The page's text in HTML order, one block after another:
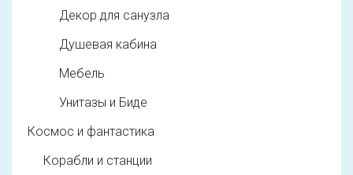
Декор для санузла
Душевая кабина
Мебель
Унитазы и Биде
Космос и фантастика
Корабли и станции